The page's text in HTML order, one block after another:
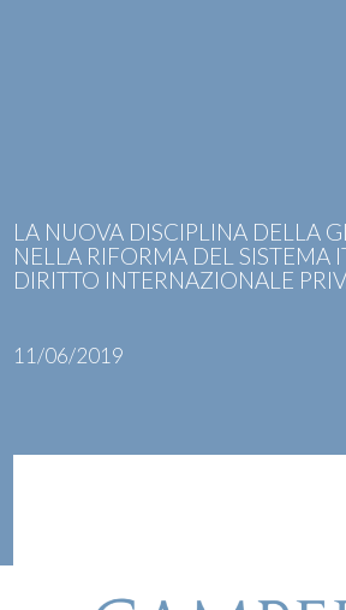
LA NUOVA DISCIPLINA DELLA
NELLA RIFORMA DEL SISTEMA
DIRITTO INTERNAZIONALE
11/06/2019